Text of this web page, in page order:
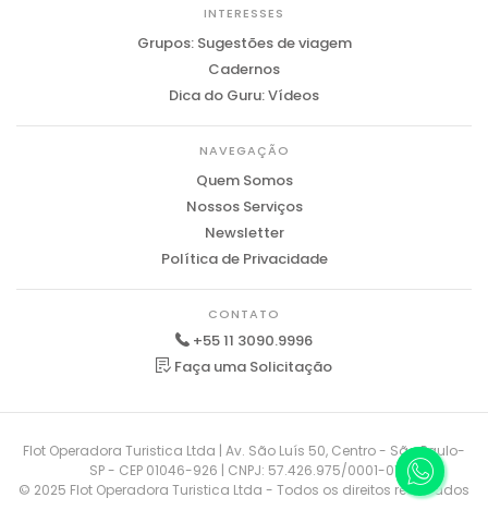
INTERESSES
Grupos: Sugestões de viagem
Cadernos
Dica do Guru: Vídeos
NAVEGAÇÃO
Quem Somos
Nossos Serviços
Newsletter
Política de Privacidade
CONTATO
+55 11 3090.9996
Faça uma Solicitação
Flot Operadora Turistica Ltda | Av. São Luís 50, Centro - São Paulo-
SP - CEP 01046-926 | CNPJ: 57.426.975/0001-01
© 2025 Flot Operadora Turistica Ltda - Todos os direitos reservados